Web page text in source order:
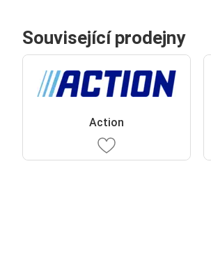
Související prodejny
Action